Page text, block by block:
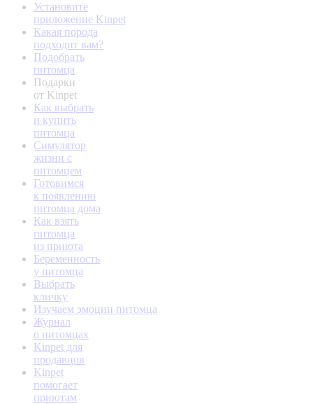
Установите
приложение Kinpet
Какая порода
подходит вам?
Подобрать
питомца
Подарки
от Kinpet
Как выбрать
и купить
питомца
Симулятор
жизни с
питомцем
Готовимся
к появлению
питомца дома
Как взять
питомца
из приюта
Беременность
у питомца
Выбрать
кличку
Изучаем эмоции питомца
Журнал
о питомцах
Kinpet для
продавцов
Kinpet
помогает
приютам